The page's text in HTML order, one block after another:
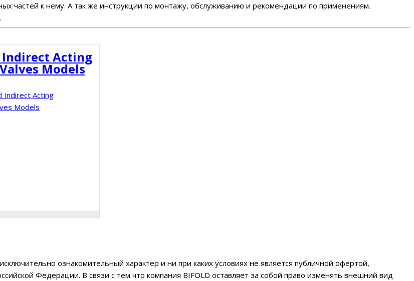
частей к нему. А так же инструкции по монтажу, обслуживанию и рекомендации по применениям.
Indirect Acting
Models
ознакомительный характер и ни при каких условиях не является публичной офертой,
Федерации. В связи с тем что компания BIFOLD оставляет за собой право изменять внешний вид